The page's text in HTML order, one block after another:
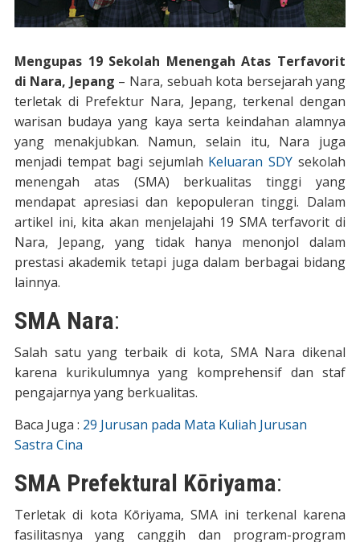
Mengupas 19 Sekolah Menengah Atas Terfavorit
di Nara, Jepang – Nara, sebuah kota bersejarah yang
terletak di Prefektur Nara, Jepang, terkenal dengan
warisan budaya yang kaya serta keindahan alamnya
yang menakjubkan. Namun, selain itu, Nara juga
menjadi tempat bagi sejumlah Keluaran SDY sekolah
menengah atas (SMA) berkualitas tinggi yang
mendapat apresiasi dan kepopuleran tinggi. Dalam
artikel ini, kita akan menjelajahi 19 SMA terfavorit di
Nara, Jepang, yang tidak hanya menonjol dalam
prestasi akademik tetapi juga dalam berbagai bidang
lainnya.
SMA Nara:
Salah satu yang terbaik di kota, SMA Nara dikenal
karena kurikulumnya yang komprehensif dan staf
pengajarnya yang berkualitas.
Baca Juga : 29 Jurusan pada Mata Kuliah Jurusan
Sastra Cina
SMA Prefektural Kōriyama:
Terletak di kota Kōriyama, SMA ini terkenal karena
fasilitasnya yang canggih dan program-program